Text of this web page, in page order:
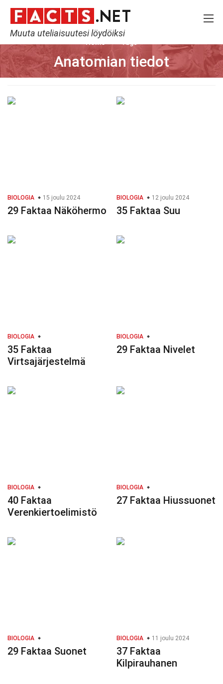
Muuta uteliaisuutesi löydöiksi
Anatomian tiedot
BIOLOGIA 15 joulu 2024
29 Faktaa Näköhermo
BIOLOGIA 12 joulu 2024
35 Faktaa Suu
BIOLOGIA
35 Faktaa
Virtsajärjestelmä
BIOLOGIA
29 Faktaa Nivelet
BIOLOGIA
40 Faktaa
Verenkiertoelimistö
BIOLOGIA
27 Faktaa Hiussuonet
BIOLOGIA
29 Faktaa Suonet
BIOLOGIA 11 joulu 2024
37 Faktaa
Kilpirauhanen